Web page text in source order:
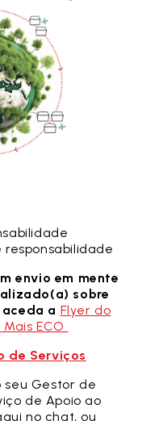
responsabilidade
envio em mente
sobre
a Flyer do
ECO
de Serviços
Gestor de
de Apoio ao
no chat, ou